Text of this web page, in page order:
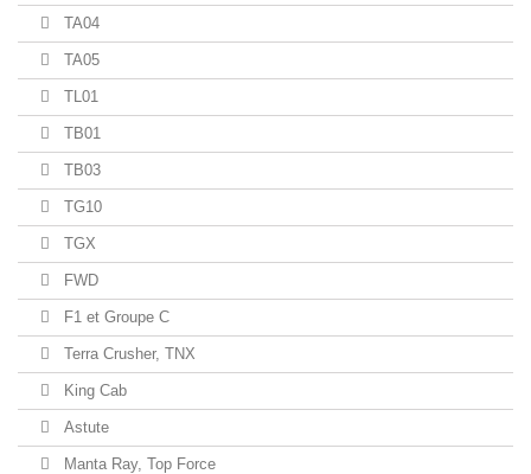
TA04
TA05
TL01
TB01
TB03
TG10
TGX
FWD
F1 et Groupe C
Terra Crusher, TNX
King Cab
Astute
Manta Ray, Top Force